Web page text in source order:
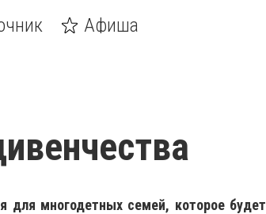
Афиша
для многодетных семей, которое будет